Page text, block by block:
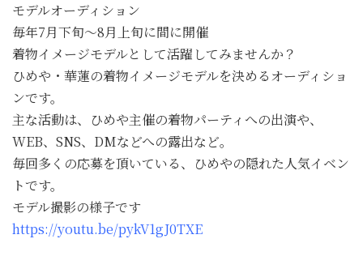
モデルオーディション
毎年7月下旬～8月上旬に間に開催
着物イメージモデルとして活躍してみませんか？
ひめや・華蓮の着物イメージモデルを決めるオーディショ
ンです。
主な活動は、ひめや主催の着物パーティへの出演や、
WEB、SNS、DMなどへの露出など。
毎回多くの応募を頂いている、ひめやの隠れた人気イベン
トです。
モデル撮影の様子です
https://youtu.be/pykV1gJ0TXE